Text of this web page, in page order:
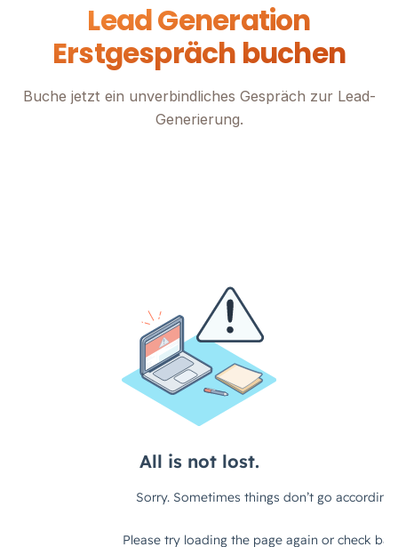
Lead Generation
Erstgespräch buchen
Buche jetzt ein unverbindliches Gespräch zur Lead-
Generierung.